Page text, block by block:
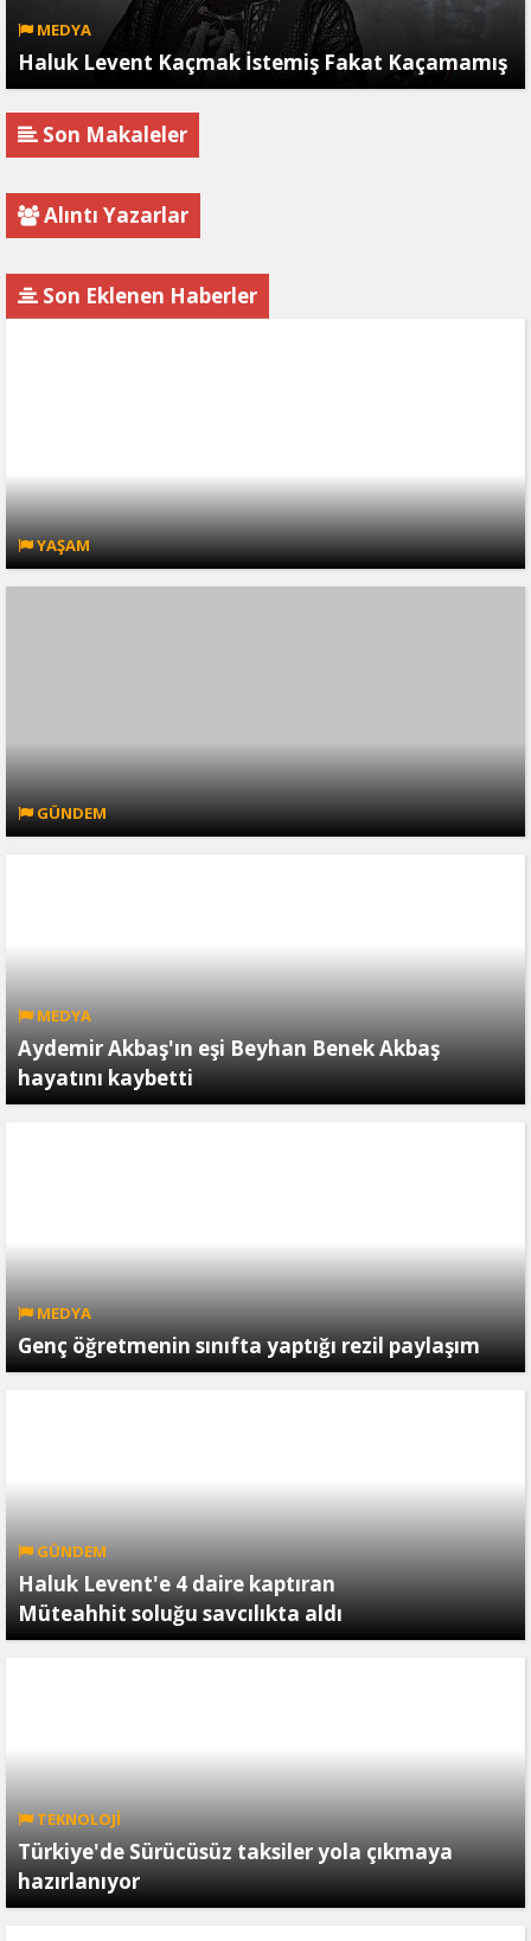
MEDYA
Haluk Levent Kaçmak İstemiş Fakat Kaçamamış
Son Makaleler
Alıntı Yazarlar
Son Eklenen Haberler
YAŞAM
GÜNDEM
MEDYA
Aydemir Akbaş'ın eşi Beyhan Benek Akbaş
hayatını kaybetti
MEDYA
Genç öğretmenin sınıfta yaptığı rezil paylaşım
GÜNDEM
Haluk Levent'e 4 daire kaptıran
Müteahhit soluğu savcılıkta aldı
TEKNOLOJİ
Türkiye'de Sürücüsüz taksiler yola çıkmaya
hazırlanıyor